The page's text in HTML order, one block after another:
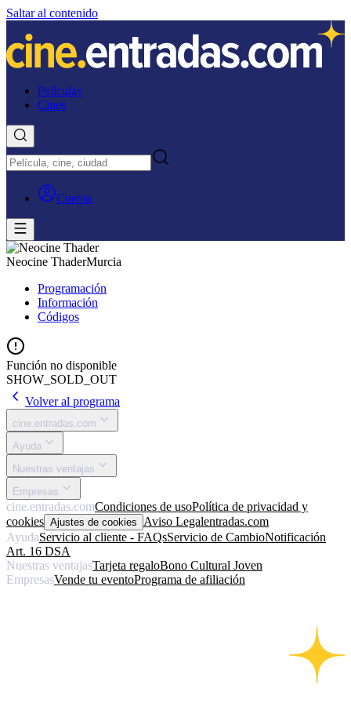
Saltar al contenido
Películas
Cines
Cuenta
Neocine ThaderMurcia
Programación
Información
Códigos
Función no disponible
SHOW_SOLD_OUT
Volver al programa
cine.entradas.com
Ayuda
Nuestras ventajas
Empresas
cine.entradas.comCondiciones de usoPolítica de privacidad y
cookies Ajustes de cookies Aviso Legalentradas.com
AyudaServicio al cliente - FAQsServicio de CambioNotificación
Art. 16 DSA
Nuestras ventajasTarjeta regaloBono Cultural Joven
EmpresasVende tu eventoPrograma de afiliación